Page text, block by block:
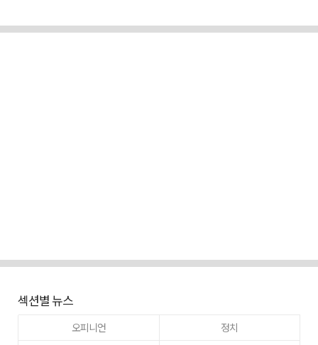
섹션별 뉴스
오피니언
정치